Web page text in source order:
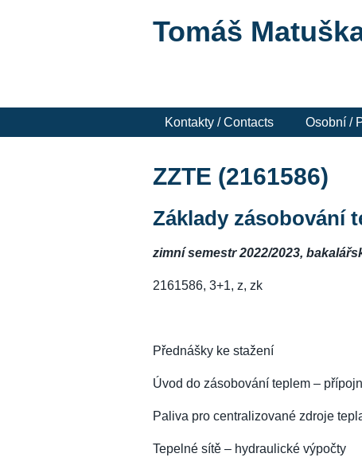
Tomáš
Kontakty / Contacts Osobní /
ZZTE (2161586)
Základy zásobování
zimní semestr 2022/2023,
2161586, 3+1, z, zk
Přednášky ke stažení
Úvod do zásobování teplem –
Paliva pro centralizované zdroje
Tepelné sítě – hydraulické výpočty